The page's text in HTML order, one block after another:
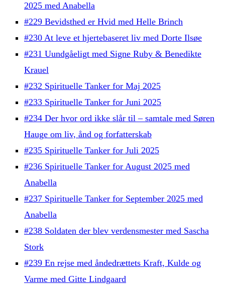
2025 med Anabella
#229 Bevidsthed er Hvid med Helle Brinch
#230 At leve et hjertebaseret liv med Dorte Ilsøe
#231 Uundgåeligt med Signe Ruby & Benedikte
Krauel
#232 Spirituelle Tanker for Maj 2025
#233 Spirituelle Tanker for Juni 2025
#234 Der hvor ord ikke slår til – samtale med Søren
Hauge om liv, ånd og forfatterskab
#235 Spirituelle Tanker for Juli 2025
#236 Spirituelle Tanker for August 2025 med
Anabella
#237 Spirituelle Tanker for September 2025 med
Anabella
#238 Soldaten der blev verdensmester med Sascha
Stork
#239 En rejse med åndedrættets Kraft, Kulde og
Varme med Gitte Lindgaard